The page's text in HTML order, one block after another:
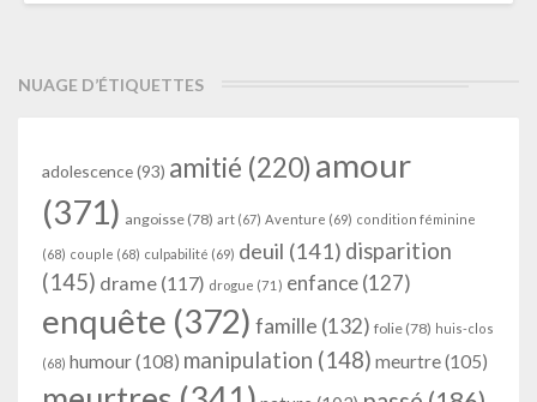
NUAGE D’ÉTIQUETTES
adolescence(93) amitié (220) amour
(371) angoisse (78) art (67) Aventure (69) condition féminine
(68) couple (68) culpabilité (69) deuil (141) disparition
(145) drame (117) drogue (71) enfance(127)
enquête (372) famille (132) folie (78) huis-clos
(68) humour(108) manipulation (148) meurtre(105)